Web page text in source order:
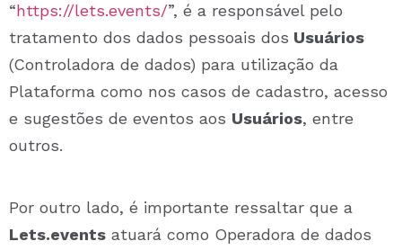
“https://lets.events/”, é a responsável pelo
tratamento dos dados pessoais dos Usuários
(Controladora de dados) para utilização da
Plataforma como nos casos de cadastro, acesso
e sugestões de eventos aos Usuários, entre
outros.
Por outro lado, é importante ressaltar que a
Lets.events atuará como Operadora de dados